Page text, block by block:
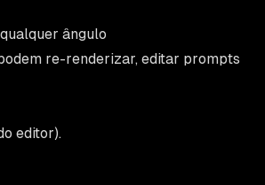
ângulo
re-renderizar, editar prompts
editor).